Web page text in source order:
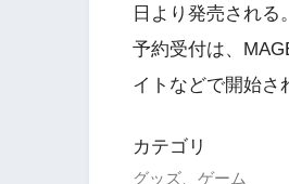
日より発売される。
予約受付は、
イトなどで開始さ
カテゴリ
グッズ、ゲーム